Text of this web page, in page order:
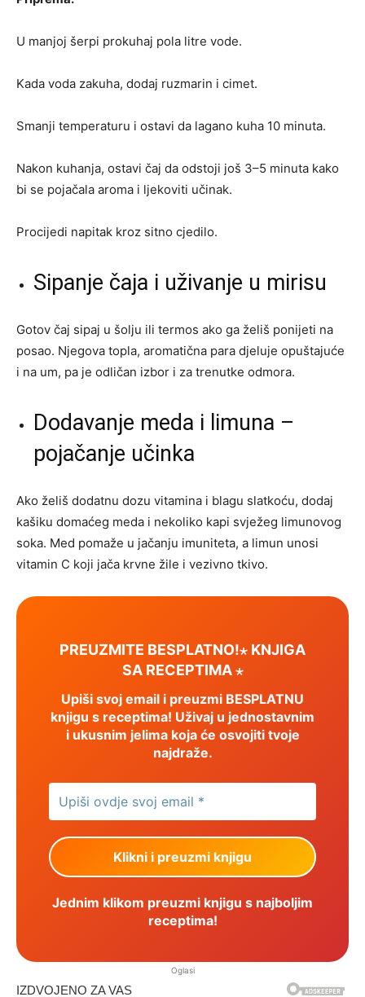
U manjoj šerpi prokuhaj pola litre vode.
Kada voda zakuha, dodaj ruzmarin i cimet.
Smanji temperaturu i ostavi da lagano kuha 10 minuta.
Nakon kuhanja, ostavi čaj da odstoji još 3–5 minuta kako
bi se pojačala aroma i ljekoviti učinak.
Procijedi napitak kroz sitno cjedilo.
Sipanje čaja i uživanje u mirisu
Gotov čaj sipaj u šolju ili termos ako ga želiš ponijeti na
posao. Njegova topla, aromatična para djeluje opuštajuće
i na um, pa je odličan izbor i za trenutke odmora.
Dodavanje meda i limuna –
pojačanje učinka
Ako želiš dodatnu dozu vitamina i blagu slatkoću, dodaj
kašiku domaćeg meda i nekoliko kapi svježeg limunovog
soka. Med pomaže u jačanju imuniteta, a limun unosi
vitamin C koji jača krvne žile i vezivno tkivo.
PREUZMITE BESPLATNO!⋆ KNJIGA
SA RECEPTIMA ⋆
Upiši svoj email i preuzmi BESPLATNU
knjigu s receptima! Uživaj u jednostavnim
i ukusnim jelima koja će osvojiti tvoje
najdraže.
Jednim klikom preuzmi knjigu s najboljim
receptima!
Oglasi